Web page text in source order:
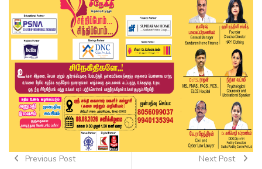
Previous Post Next Post